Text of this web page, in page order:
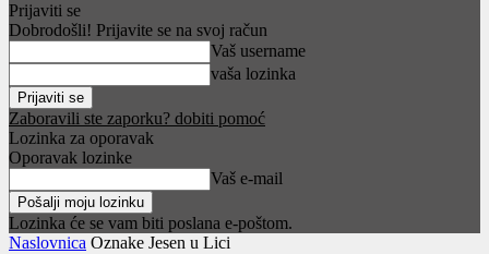
Prijaviti se
Dobrodošli! Prijavite se na svoj račun
Vaš username
vaša lozinka
Zaboravili ste zaporku? dobiti pomoć
Lozinka za oporavak
Oporavak lozinke
Vaš e-mail
Lozinka će se vam biti poslana e-poštom.
Naslovnica Oznake Jesen u Lici